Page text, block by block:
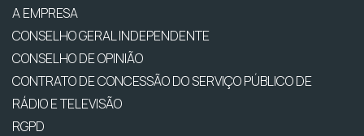
A EMPRESA
CONSELHO GERAL INDEPENDENTE
CONSELHO DE OPINIÃO
CONTRATO DE CONCESSÃO DO SERVIÇO PÚBLICO DE
RÁDIO E TELEVISÃO
RGPD